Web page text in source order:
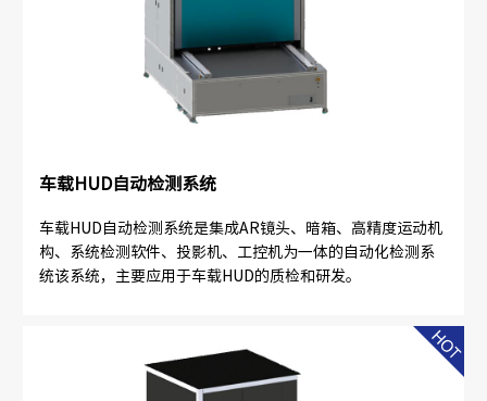
车载HUD自动检测系统
车载HUD自动检测系统是集成AR镜头、暗箱、高精度运动机
构、系统检测软件、投影机、工控机为一体的自动化检测系
统该系统，主要应用于车载HUD的质检和研发。